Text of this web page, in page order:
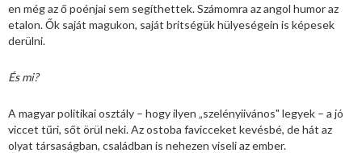
en még az ő poénjai sem segíthettek. Számomra az angol humor az
etalon. Ők saját magukon, saját britségük hülyeségein is képesek
derülni.
És mi?
A magyar politikai osztály – hogy ilyen „szelényiivános" legyek – a jó
viccet tűri, sőt örül neki. Az ostoba favicceket kevésbé, de hát az
olyat társaságban, családban is nehezen viseli az ember.